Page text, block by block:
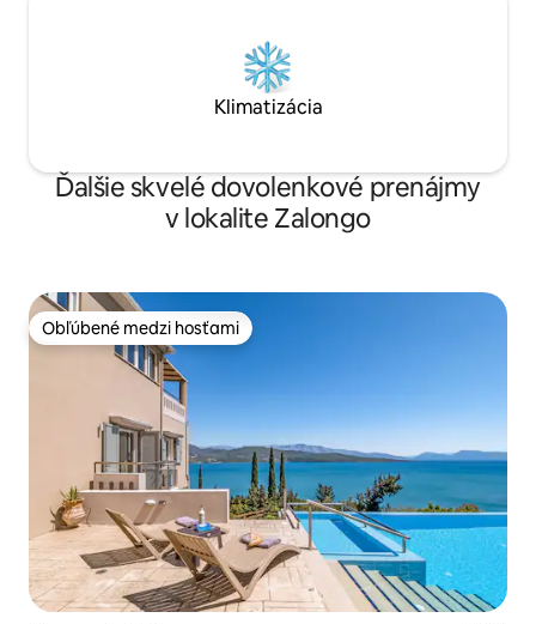
Klimatizácia
Ďalšie skvelé dovolenkové prenájmy
v lokalite Zalongo
Obľúbené medzi hosťami
Obľúbené medzi hosťami